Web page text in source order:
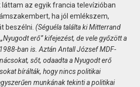
az egyik francia televízióban
ha jól emlékszem,
beszélni.(Séguéla találta ki Mitterrand
erő” kifejezést, de vele győzött a
ban is. Aztán Antall József MDF-
sőt, odaadta a Nyugodt erő
bírálták, hogy nincs politikai
munkának tekinti a politikai